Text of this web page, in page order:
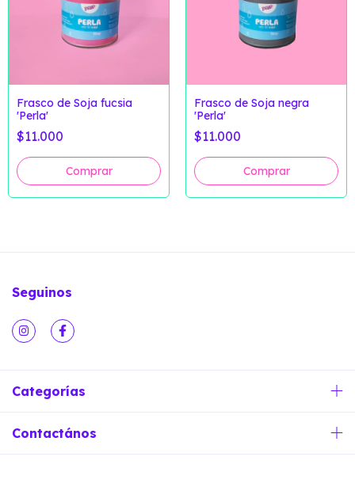
Frasco de Soja fucsia
'Perla'
$11.000
Frasco de Soja negra
'Perla'
$11.000
Seguinos
Categorías
Contactános